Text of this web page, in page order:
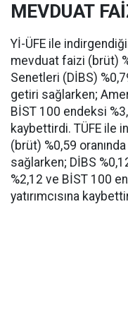
MEVDUAT
Yİ-ÜFE ile
mevduat faizi (brüt)
Senetleri (DİBS)
getiri sağlarken;
BİST 100 endeksi
kaybettirdi. TÜFE ile
(brüt) %0,59
sağlarken; DİBS
%2,12 ve BİST 100
yatırımcısına